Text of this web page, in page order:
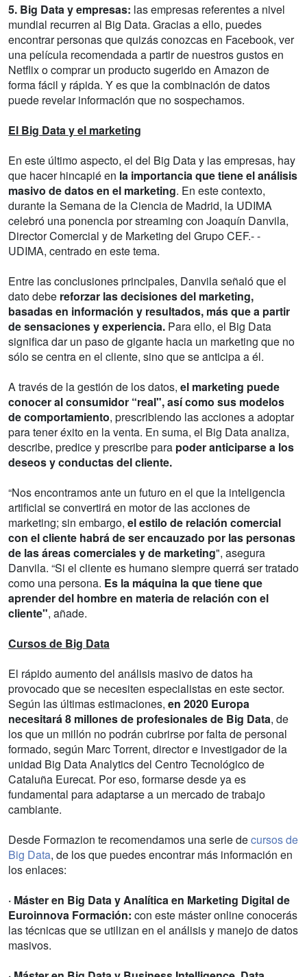
5. Big Data y empresas: las empresas referentes a nivel
mundial recurren al Big Data. Gracias a ello, puedes
encontrar personas que quizás conozcas en Facebook, ver
una película recomendada a partir de nuestros gustos en
Netflix o comprar un producto sugerido en Amazon de
forma fácil y rápida. Y es que la combinación de datos
puede revelar información que no sospechamos.
El Big Data y el marketing
En este último aspecto, el del Big Data y las empresas, hay
que hacer hincapié en la importancia que tiene el análisis
masivo de datos en el marketing. En este contexto,
durante la Semana de la Ciencia de Madrid, la UDIMA
celebró una ponencia por streaming con Joaquín Danvila,
Director Comercial y de Marketing del Grupo CEF.- -
UDIMA, centrado en este tema.
Entre las conclusiones principales, Danvila señaló que el
dato debe reforzar las decisiones del marketing,
basadas en información y resultados, más que a partir
de sensaciones y experiencia. Para ello, el Big Data
significa dar un paso de gigante hacia un marketing que no
sólo se centra en el cliente, sino que se anticipa a él.
A través de la gestión de los datos, el marketing puede
conocer al consumidor “real", así como sus modelos
de comportamiento, prescribiendo las acciones a adoptar
para tener éxito en la venta. En suma, el Big Data analiza,
describe, predice y prescribe para poder anticiparse a los
deseos y conductas del cliente.
“Nos encontramos ante un futuro en el que la inteligencia
artificial se convertirá en motor de las acciones de
marketing; sin embargo, el estilo de relación comercial
con el cliente habrá de ser encauzado por las personas
de las áreas comerciales y de marketing", asegura
Danvila. “Si el cliente es humano siempre querrá ser tratado
como una persona. Es la máquina la que tiene que
aprender del hombre en materia de relación con el
cliente", añade.
Cursos de Big Data
El rápido aumento del análisis masivo de datos ha
provocado que se necesiten especialistas en este sector.
Según las últimas estimaciones, en 2020 Europa
necesitará 8 millones de profesionales de Big Data, de
los que un millón no podrán cubrirse por falta de personal
formado, según Marc Torrent, director e investigador de la
unidad Big Data Analytics del Centro Tecnológico de
Cataluña Eurecat. Por eso, formarse desde ya es
fundamental para adaptarse a un mercado de trabajo
cambiante.
Desde Formazion te recomendamos una serie decursos de
Big Data, de los que puedes encontrar más información en
los enlaces:
· Máster en Big Data y Analítica en Marketing Digital de
Euroinnova Formación: con este máster online conocerás
las técnicas que se utilizan en el análisis y manejo de datos
masivos.